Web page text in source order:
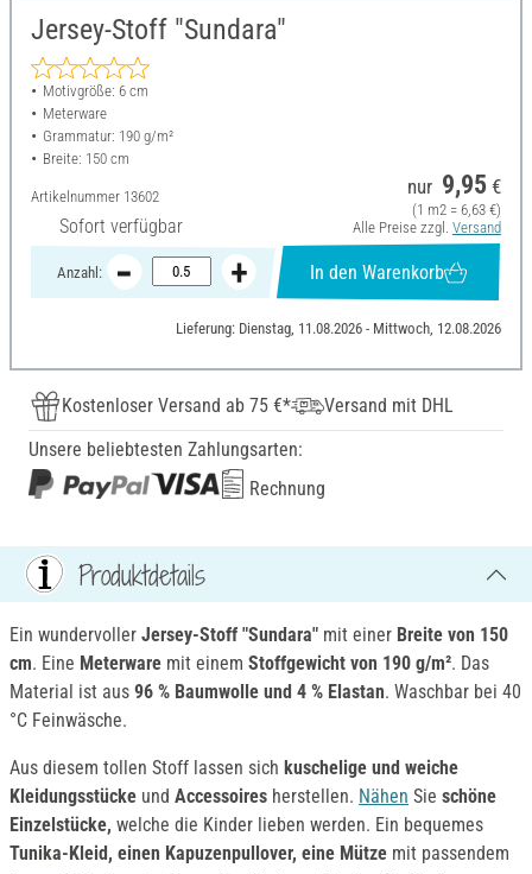
Jersey-Stoff "Sundara"
Motivgröße: 6 cm
Meterware
Grammatur: 190 g/m²
Breite: 150 cm
Artikelnummer 13602
Sofort verfügbar
nur 9,95 €
(1 m2 = 6,63 €)
Alle Preise zzgl. Versand
Anzahl: In den Warenkorb
Lieferung: Dienstag, 11.08.2026 - Mittwoch, 12.08.2026
Kostenloser Versand ab 75 €*
Versand mit DHL
Unsere beliebtesten Zahlungsarten:
Rechnung
Produktdetails
Ein wundervoller Jersey-Stoff "Sundara" mit einer Breite von 150
cm. Eine Meterware mit einem Stoffgewicht von 190 g/m². Das
Material ist aus 96 % Baumwolle und 4 % Elastan. Waschbar bei 40
°C Feinwäsche.
Aus diesem tollen Stoff lassen sich kuschelige und weiche
Kleidungsstücke und Accessoires herstellen. Nähen Sie schöne
Einzelstücke, welche die Kinder lieben werden. Ein bequemes
Tunika-Kleid, einen Kapuzenpullover, eine Mütze mit passendem